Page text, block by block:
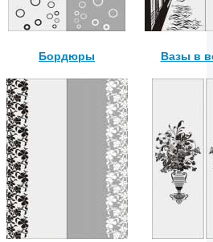
Бордюры Вазы в